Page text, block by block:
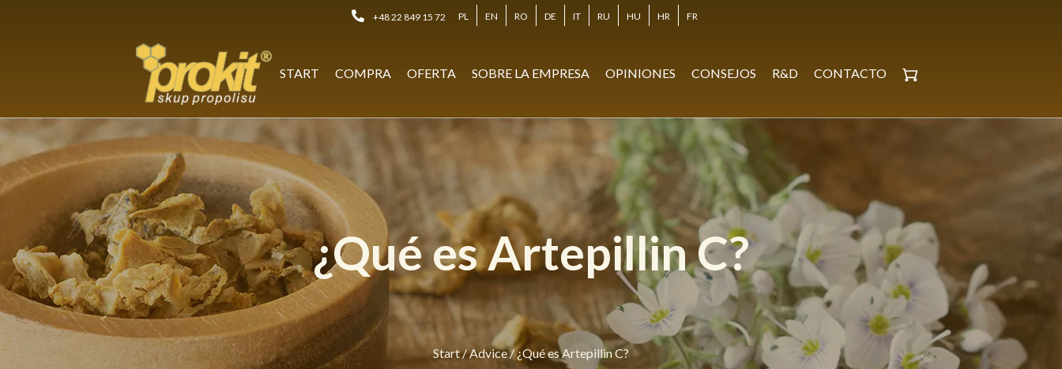
START
COMPRA OFERTA SOBRE LA EMPRESA OPINIONES CONSEJOS R&D CONTACTO
+48 22 849 15 72 PL EN RO DE IT RU HU HR FR
¿Qué es Artepillin C?
Start/Advice/¿Qué es Artepillin C?